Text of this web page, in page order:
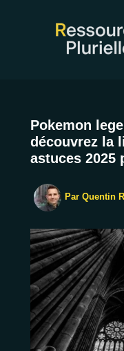
Pokemon
découvrez la
astuces 2025
Par Quentin